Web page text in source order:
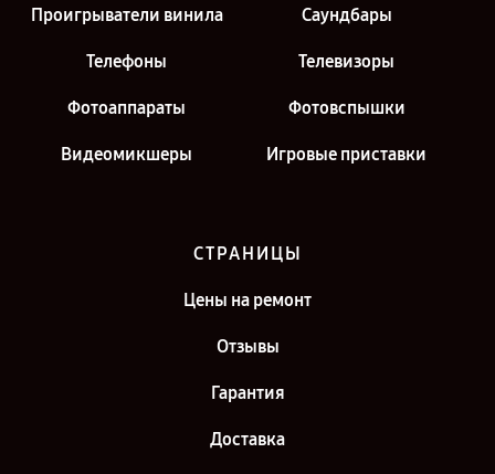
Проигрыватели винила Саундбары
Телефоны Телевизоры
Фотоаппараты Фотовспышки
Видеомикшеры Игровые приставки
СТРАНИЦЫ
Цены на ремонт
Отзывы
Гарантия
Доставка